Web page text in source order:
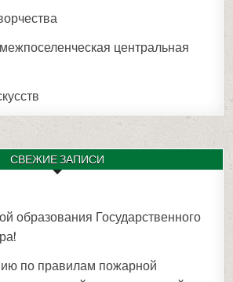
центральная
СВЕЖИЕ ЗАПИСИ
образования Государственного
по правилам пожарной